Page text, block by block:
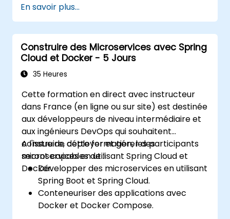
dans la conteneurisation des
microservices.
Configurer des clusters Kubernetes pour
déployer et orchestrer des
microservices.
En savoir plus...
Construire des Microservices avec Spring
Cloud et Docker - 5 Jours
35 Heures
Cette formation en direct avec instructeur
dans France (en ligne ou sur site) est destinée
aux développeurs de niveau intermédiaire et
aux ingénieurs DevOps qui souhaitent
construire, déployer et gérer des
microservices en utilisant Spring Cloud et
Docker.
A l'issue de cette formation, les participants
seront capables de :
Développer des microservices en utilisant
Spring Boot et Spring Cloud.
Conteneuriser des applications avec
Docker et Docker Compose.